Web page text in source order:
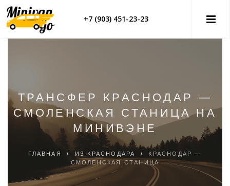
+7 (903) 451-23-23
ТРАНСФЕР КРАСНОДАР —
СМОЛЕНСКАЯ СТАНИЦА НА
МИНИВЭНЕ
ГЛАВНАЯ / ИЗ КРАСНОДАРА / КРАСНОДАР —
СМОЛЕНСКАЯ СТАНИЦА